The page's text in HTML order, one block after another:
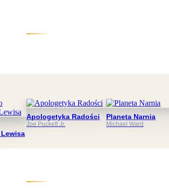
Apologetyka Radości
Joe Puckett Jr.
Planeta Narnia
Michael Ward